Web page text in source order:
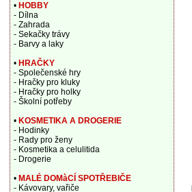
• HOBBY
- Dílna
- Zahrada
- Sekačky trávy
- Barvy a laky
• HRAČKY
- Společenské hry
- Hračky pro kluky
- Hračky pro holky
- Školní potřeby
• KOSMETIKA A DROGERIE
- Hodinky
- Rady pro ženy
- Kosmetika a celulitida
- Drogerie
• MALÉ DOMàCÍ SPOTŘEBIČE
- Kávovary, vařiče